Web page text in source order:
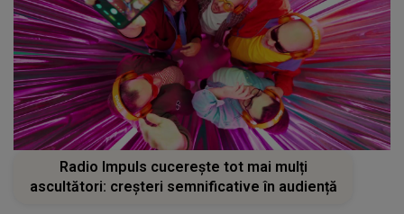
Radio Impuls cucerește tot mai mulți
ascultători: creșteri semnificative în audiență